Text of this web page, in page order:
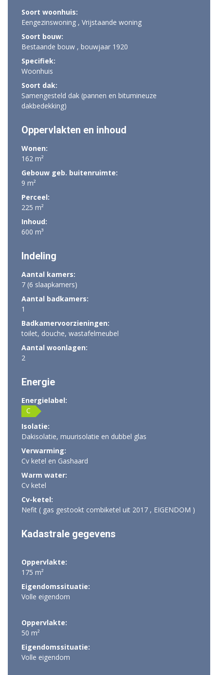
Soort woonhuis:
Eengezinswoning , Vrijstaande woning
Soort bouw:
Bestaande bouw , bouwjaar 1920
Specifiek:
Woonhuis
Soort dak:
Samengesteld dak (pannen en bitumineuze
dakbedekking)
Oppervlakten en inhoud
Wonen:
162 m²
Gebouw geb. buitenruimte:
9 m²
Perceel:
225 m²
Inhoud:
600 m³
Indeling
Aantal kamers:
7 (6 slaapkamers)
Aantal badkamers:
1
Badkamervoorzieningen:
toilet, douche, wastafelmeubel
Aantal woonlagen:
2
Energie
Energielabel:
C
Isolatie:
Dakisolatie, muurisolatie en dubbel glas
Verwarming:
Cv ketel en Gashaard
Warm water:
Cv ketel
Cv-ketel:
Nefit ( gas gestookt combiketel uit 2017 , EIGENDOM )
Kadastrale gegevens
Oppervlakte:
175 m²
Eigendomssituatie:
Volle eigendom
Oppervlakte:
50 m²
Eigendomssituatie:
Volle eigendom